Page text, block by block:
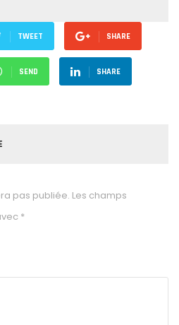
TWEET SHARE
SEND SHARE
pas publiée. Les champs
*